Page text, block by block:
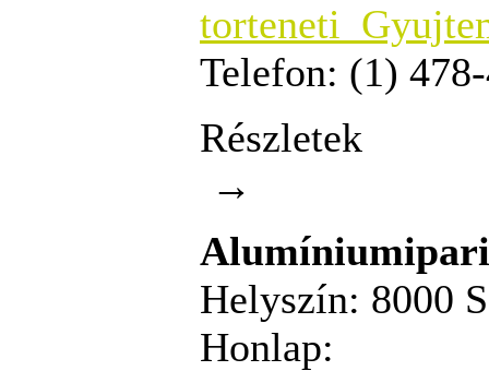
Telefon: (1)
Részletek
→
Helyszín: 8000
Honlap: